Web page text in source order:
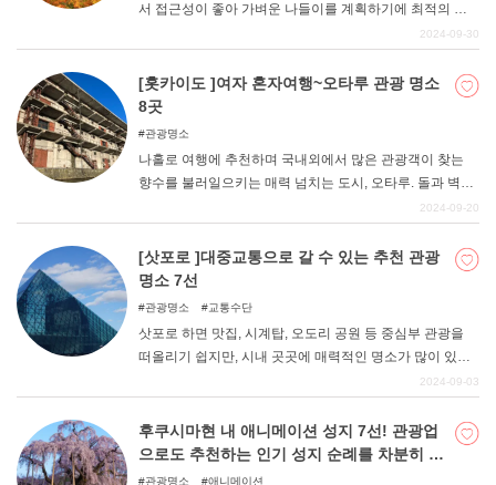
서 접근성이 좋아 가벼운 나들이를 계획하기에 최적의 장
소이다. 리아스식 해안, 아부쿠마 고원, 기타카미 고원 등
머블 스폿이 다수 존재한다. 이번 기사에서는 인스타그램
에 올리기 좋은 명소 6곳을 소개합니다.
2024-09-30
[홋카이도 ]여자 혼자여행~오타루 관광 명소
8곳
관광명소
나홀로 여행에 추천하며 국내외에서 많은 관광객이 찾는
향수를 불러일으키는 매력 넘치는 도시, 오타루. 돌과 벽돌
로 지어진 건물이 늘어선 이국적인 낭만적인 거리 풍경과
사에서는 그런 오타루의 매력 넘치는 관광 명소 중 8곳을
엄선하여 소개하고자 한다. 여름에는 피서지로도 유명해
겨울과는 또 다른 분위기를 즐길 수 있다. 다음 여행지 선택
2024-09-20
[삿포로 ]대중교통으로 갈 수 있는 추천 관광
명소 7선
관광명소 교통수단
삿포로 하면 맛집, 시계탑, 오도리 공원 등 중심부 관광을
떠올리기 쉽지만, 시내 곳곳에 매력적인 명소가 많이 있다.
또한 대도시답게 교통망이 발달해 있어 대중교통으로 갈
로의 추천 관광지를 소개한다!
2024-09-03
후쿠시마현 내 애니메이션 성지 7선! 관광업
으로도 추천하는 인기 성지 순례를 차분히 즐
겨보자!
관광명소 애니메이션